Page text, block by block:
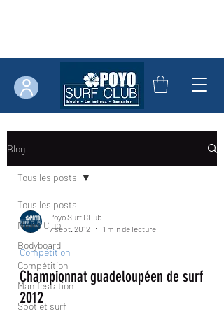
Blog
Tous les posts
News Club
Bodyboard
Compétition
Manifestation
Spot et surf
Tous les posts
Poyo Surf CLub
7 sept. 2012
1 min de lecture
Compétition
Championnat guadeloupéen de surf
2012